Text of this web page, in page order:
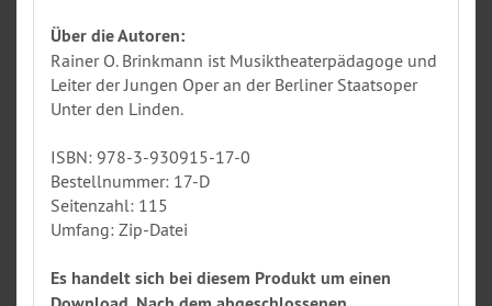
Über die Autoren:
Rainer O. Brinkmann ist Musiktheaterpädagoge und
Leiter der Jungen Oper an der Berliner Staatsoper
Unter den Linden.
ISBN: 978-3-930915-17-0
Bestellnummer: 17-D
Seitenzahl: 115
Umfang: Zip-Datei
Es handelt sich bei diesem Produkt um einen